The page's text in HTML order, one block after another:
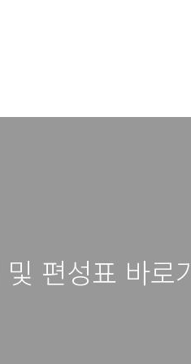
편성표 바로